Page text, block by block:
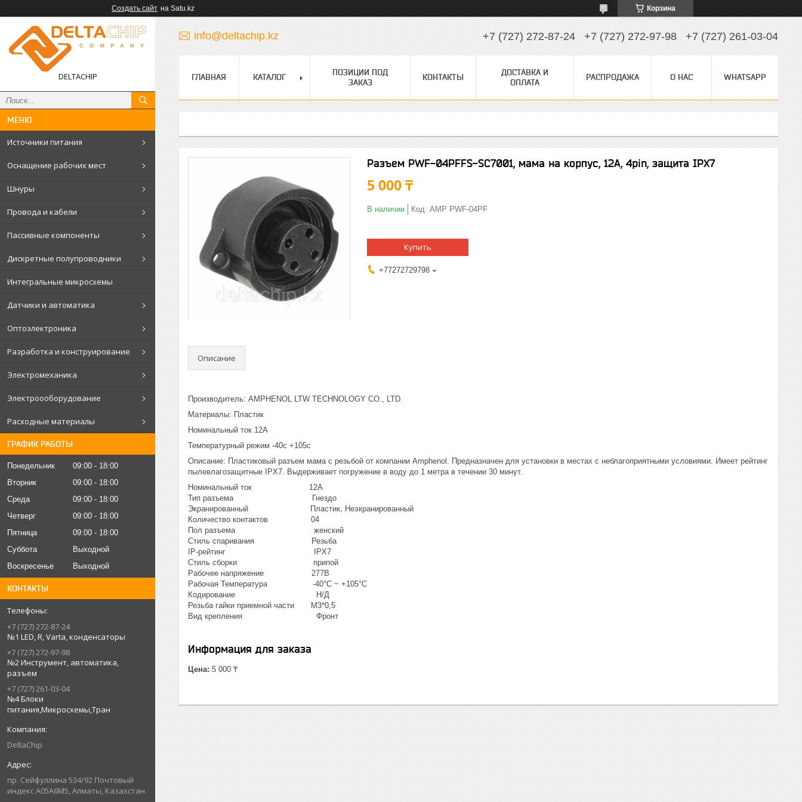
Создать сайт на Satu.kz Корзина
DELTACHIP
Источники питания
Оснащение рабочих мест
Шнуры
Провода и кабели
Пассивные компоненты
Дискретные полупроводники
Интегральные микросхемы
Датчики и автоматика
Оптоэлектроника
Разработка и конструирование
Электромеханика
Электроооборудование
Расходные материалы
ГРАФИК РАБОТЫ
Понедельник 09:00
18:00
Вторник
09:00
18:00
Среда
09:00
18:00
Четверг
09:00
18:00
Пятница
09:00
18:00
Суббота
Выходной
Воскресенье
Выходной
КОНТАКТЫ
+7 (727) 272-87-24
№1 LED, R, Varta, конденсаторы
+7 (727) 272-97-98
№2 Инструмент, автоматика,
разъем
+7 (727) 261-03-04
№4 Блоки
питания,Микросхемы,Тран
DeltaChip
пр. Сейфуллина 534/92 Почтовый
индекс A05A6M5, Алматы, Казахстан
info@deltachip.kz +7 (727) 272-87-24 +7 (727) 272-97-98 +7 (727) 261-03-04
ГЛАВНАЯ КАТАЛОГ
ПОЗИЦИИ ПОД
ЗАКАЗ
КОНТАКТЫ
ДОСТАВКА И
ОПЛАТА
РАСПРОДАЖА О НАС WHATSAPP
Разъем PWF-04PFFS-SC7001, мама на корпус, 12А, 4pin, защита IPX7
5 000 ₸
В наличии Код: AMP PWF-04PF
Купить
+77272729798
Описание
Производитель: AMPHENOL LTW TECHNOLOGY CO., LTD.
Материалы: Пластик
Номинальный ток 12A
Температурный режим -40с +105с
Описание: Пластиковый разъем мама с резьбой от компании Amphenol. Предназначен для установки в местах с неблагоприятными условиями. Имеет рейтинг
пылевлагозащитные IPX7. Выдерживает погружение в воду до 1 метра в течении 30 минут.
Номинальный ток 12А
Тип разъема Гнездо
Экранированный Пластик, Неэкранированный
Количество контактов 04
Пол разъема женский
Стиль спаривания Резьба
IP-рейтинг IPX7
Стиль сборки припой
Рабочее напряжение 277В
Рабочая Температура -40°С ~ +105°С
Кодирование Н/Д
Резьба гайки приемной части М3*0,5
Вид крепления Фронт
Информация для заказа
Цена: 5 000 ₸